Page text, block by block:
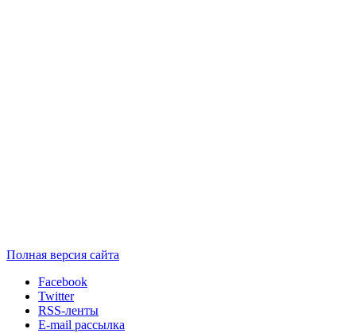
Полная версия сайта
Facebook
Twitter
RSS-ленты
E-mail рассылка